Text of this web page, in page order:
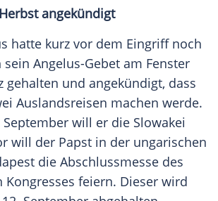
angekündigt
hatte kurz vor dem Eingriff noch
Angelus-Gebet am Fenster
gehalten und angekündigt, dass
Auslandsreisen machen werde.
September will er die Slowakei
will der Papst in der ungarischen
die Abschlussmesse des
Kongresses feiern. Dieser wird